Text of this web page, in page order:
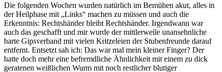
Die folgenden Wochen wurden natürlich im Bemühen akut, alles in
der Heilphase mit
Links
machen zu müssen und auch die
Erkenntnis: Rechtshänder bleibt Rechtshänder. Irgendwann war
auch das geschafft und mir wurde der mittlerweile unansehnliche
harte Gipsverband mit vielen Kritzeleien der Stubenfreunde darauf
entfernt. Entsetzt sah ich: Das war mal mein kleiner Finger? Der
hatte doch mehr eine befremdliche Ähnlichkeit mit einem zu dick
geratenen weißlichen Wurm mit noch restlicher blutiger